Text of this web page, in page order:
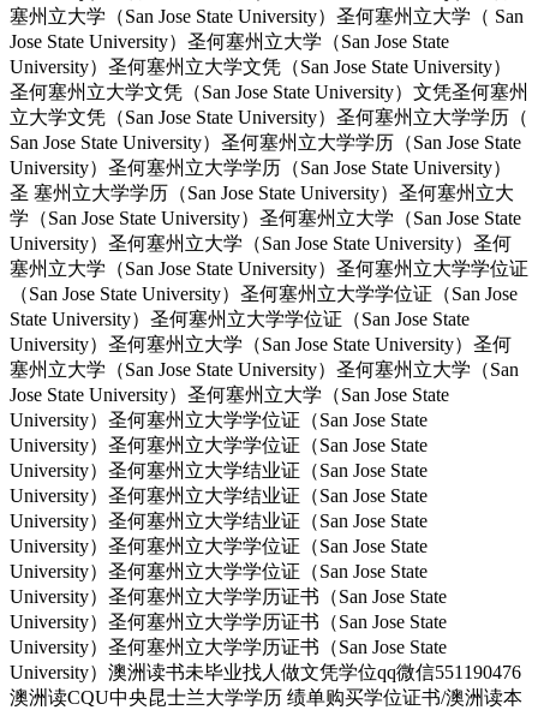
塞州立大学（San Jose State University）圣何塞州立大学（ San
Jose State University）圣何塞州立大学（San Jose State
University）圣何塞州立大学文凭（San Jose State University）
圣何塞州立大学文凭（San Jose State University）文凭圣何塞州
立大学文凭（San Jose State University）圣何塞州立大学学历（
San Jose State University）圣何塞州立大学学历（San Jose State
University）圣何塞州立大学学历（San Jose State University）
圣 塞州立大学学历（San Jose State University）圣何塞州立大
学（San Jose State University）圣何塞州立大学（San Jose State
University）圣何塞州立大学（San Jose State University）圣何
塞州立大学（San Jose State University）圣何塞州立大学学位证
（San Jose State University）圣何塞州立大学学位证（San Jose
State University）圣何塞州立大学学位证（San Jose State
University）圣何塞州立大学（San Jose State University）圣何
塞州立大学（San Jose State University）圣何塞州立大学（San
Jose State University）圣何塞州立大学（San Jose State
University）圣何塞州立大学学位证（San Jose State
University）圣何塞州立大学学位证（San Jose State
University）圣何塞州立大学结业证（San Jose State
University）圣何塞州立大学结业证（San Jose State
University）圣何塞州立大学结业证（San Jose State
University）圣何塞州立大学学位证（San Jose State
University）圣何塞州立大学学位证（San Jose State
University）圣何塞州立大学学历证书（San Jose State
University）圣何塞州立大学学历证书（San Jose State
University）圣何塞州立大学学历证书（San Jose State
University）澳洲读书未毕业找人做文凭学位qq微信551190476
澳洲读CQU中央昆士兰大学学历 绩单购买学位证书/澳洲读本